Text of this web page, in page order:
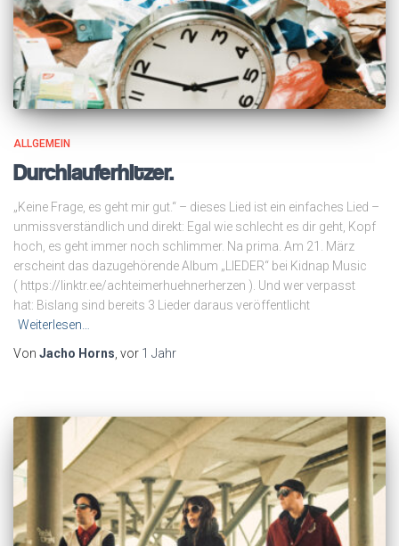
ALLGEMEIN
Durchlauferhitzer.
„Keine Frage, es geht mir gut.“ – dieses Lied ist ein einfaches Lied –
unmissverständlich und direkt: Egal wie schlecht es dir geht, Kopf
hoch, es geht immer noch schlimmer. Na prima. Am 21. März
erscheint das dazugehörende Album „LIEDER“ bei Kidnap Music
( https://linktr.ee/achteimerhuehnerherzen ). Und wer verpasst
hat: Bislang sind bereits 3 Lieder daraus veröffentlicht
Weiterlesen…
Von Jacho Horns , vor 1 Jahr